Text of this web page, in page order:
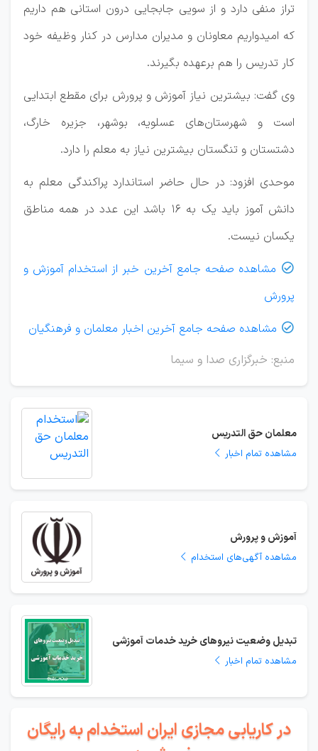
تراز منفی دارد و از سویی جابجایی درون استانی هم داریم
که امیدواریم معاونان و مدیران مدارس در کنار وظیفه خود
کار تدریس را هم برعهده بگیرند.
وی گفت: بیشترین نیاز آموزش و پرورش برای مقطع ابتدایی
است و شهرستان‌های عسلویه، بوشهر، جزیره خارگ،
دشتستان و تنگستان بیشترین نیاز به معلم را دارد.
موحدی افزود: در حال حاضر استاندارد پراکندگی معلم به
دانش آموز باید یک به ۱۶ باشد این عدد در همه مناطق
یکسان نیست.
 مشاهده صفحه جامع آخرین خبر از استخدام آموزش و
پرورش
 مشاهده صفحه جامع آخرین اخبار معلمان و فرهنگیان
منبع: خبرگزاری صدا و سیما
معلمان حق التدریس
مشاهده تمام اخبار
آموزش و پرورش
مشاهده آگهی‌های استخدام
تبدیل وضعیت نیروهای خرید خدمات آموزشی
مشاهده تمام اخبار
در کاریابی مجازی ایران استخدام به رایگان